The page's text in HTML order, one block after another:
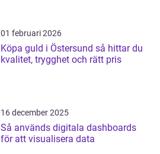
01 februari 2026
Köpa guld i Östersund så hittar du
kvalitet, trygghet och rätt pris
16 december 2025
Så används digitala dashboards
för att visualisera data